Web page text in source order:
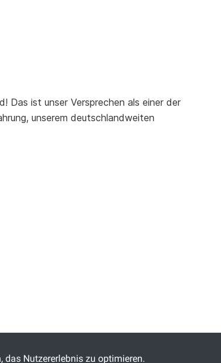
Das ist unser Versprechen als einer der
unserem deutschlandweiten
das Nutzererlebnis zu optimieren.